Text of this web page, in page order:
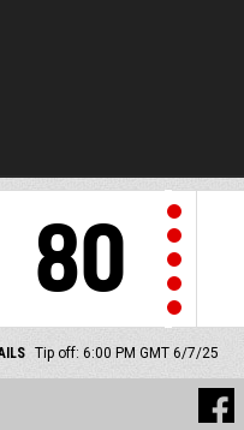
80
Tip off: 6:00 PM GMT 6/7/25